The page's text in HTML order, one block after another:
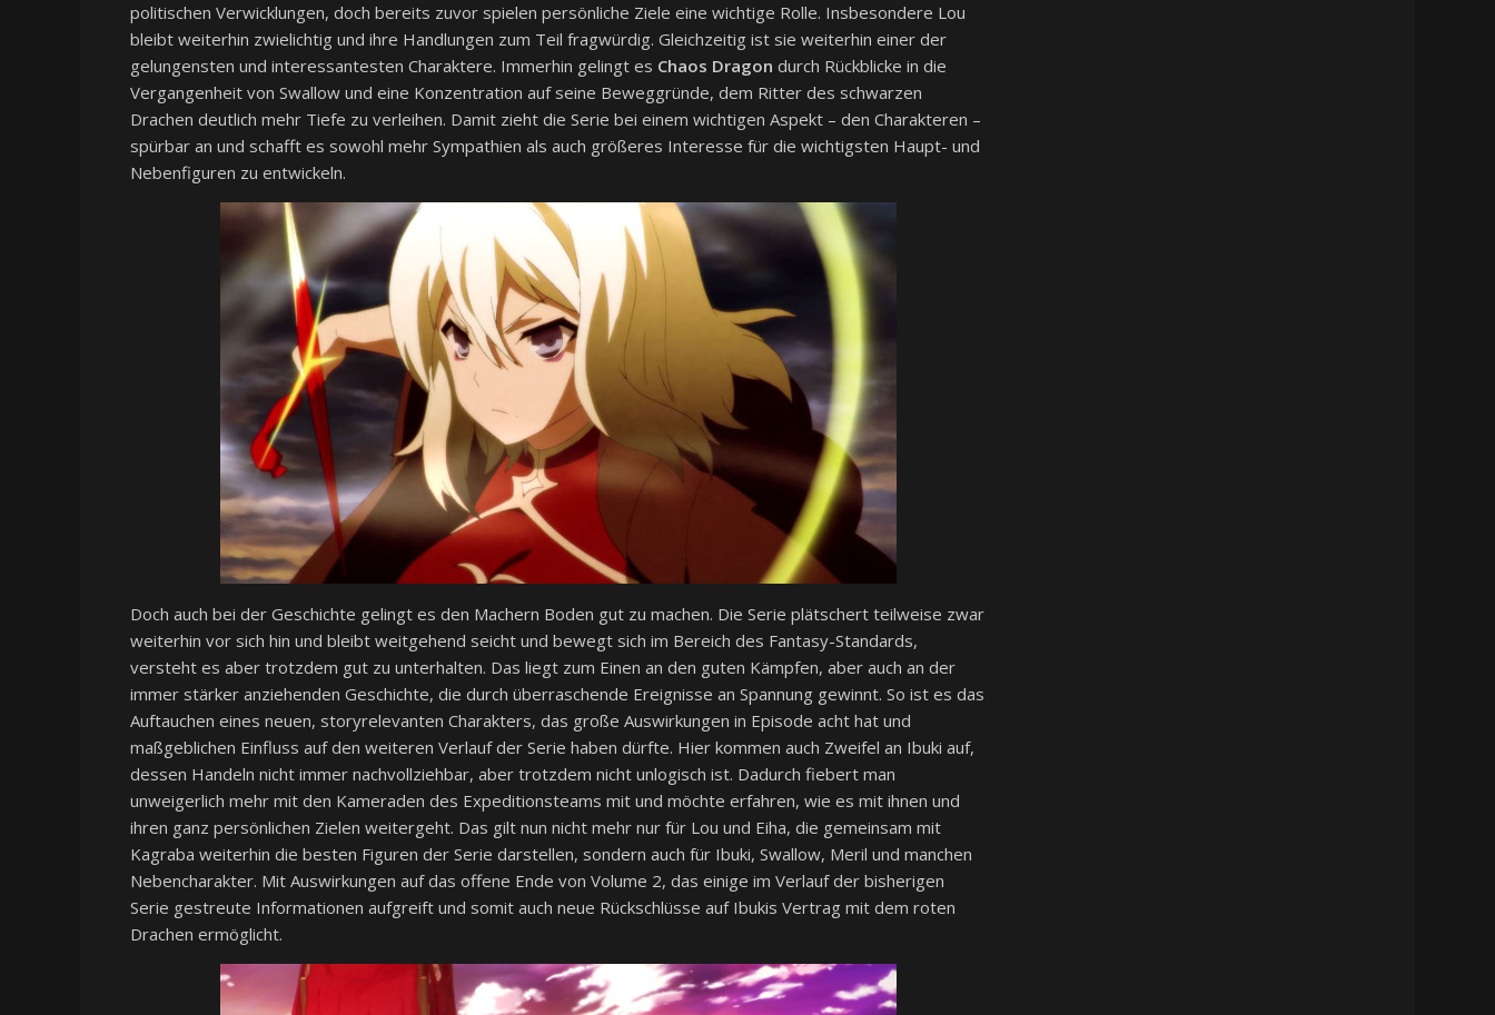
politischen Verwicklungen, doch bereits zuvor spielen persönliche Ziele eine wichtige Rolle. Insbesondere Lou
bleibt weiterhin zwielichtig und ihre Handlungen zum Teil fragwürdig. Gleichzeitig ist sie weiterhin einer der
gelungensten und interessantesten Charaktere. Immerhin gelingt es Chaos Dragon durch Rückblicke in die
Vergangenheit von Swallow und eine Konzentration auf seine Beweggründe, dem Ritter des schwarzen
Drachen deutlich mehr Tiefe zu verleihen. Damit zieht die Serie bei einem wichtigen Aspekt – den Charakteren –
spürbar an und schafft es sowohl mehr Sympathien als auch größeres Interesse für die wichtigsten Haupt- und
Nebenfiguren zu entwickeln.
Doch auch bei der Geschichte gelingt es den Machern Boden gut zu machen. Die Serie plätschert teilweise zwar
weiterhin vor sich hin und bleibt weitgehend seicht und bewegt sich im Bereich des Fantasy-Standards,
versteht es aber trotzdem gut zu unterhalten. Das liegt zum Einen an den guten Kämpfen, aber auch an der
immer stärker anziehenden Geschichte, die durch überraschende Ereignisse an Spannung gewinnt. So ist es das
Auftauchen eines neuen, storyrelevanten Charakters, das große Auswirkungen in Episode acht hat und
maßgeblichen Einfluss auf den weiteren Verlauf der Serie haben dürfte. Hier kommen auch Zweifel an Ibuki auf,
dessen Handeln nicht immer nachvollziehbar, aber trotzdem nicht unlogisch ist. Dadurch fiebert man
unweigerlich mehr mit den Kameraden des Expeditionsteams mit und möchte erfahren, wie es mit ihnen und
ihren ganz persönlichen Zielen weitergeht. Das gilt nun nicht mehr nur für Lou und Eiha, die gemeinsam mit
Kagraba weiterhin die besten Figuren der Serie darstellen, sondern auch für Ibuki, Swallow, Meril und manchen
Nebencharakter. Mit Auswirkungen auf das offene Ende von Volume 2, das einige im Verlauf der bisherigen
Serie gestreute Informationen aufgreift und somit auch neue Rückschlüsse auf Ibukis Vertrag mit dem roten
Drachen ermöglicht.